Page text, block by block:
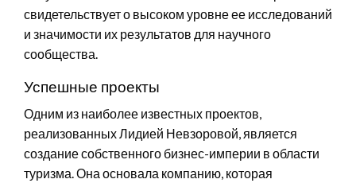
свидетельствует о высоком уровне ее исследований
и значимости их результатов для научного
сообщества.
Успешные проекты
Одним из наиболее известных проектов,
реализованных Лидией Невзоровой, является
создание собственного бизнес-империи в области
туризма. Она основала компанию, которая